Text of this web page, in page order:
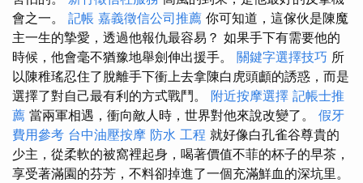
會之一。 記帳 嘉義徵信公司推薦 你可知道，這傢伙是陳魔
主一生的摯愛，透過他報仇最容易？ 如果手下有需要他的
時候，他會毫不猶豫地舉劍伸出援手。 關鍵字選擇技巧 所
以陳稚瑤忍住了脫離手下衝上去拿陳白虎頭顱的誘惑，而是
選擇了對自己最有利的方式戰鬥。 附近按摩選擇 記帳士推
薦 當兩軍相遇，衝向敵人時，世界對他來說改變了。 假牙
費用參考 台中油壓按摩 防水 工程 就好像白孔雀谷尊貴的
少主，從柔軟的被窩裡起身，喝著價值不菲的杯子的早茶，
享受著滿園的芬芳，不料卻掉進了一個充滿鮮血的深坑里。